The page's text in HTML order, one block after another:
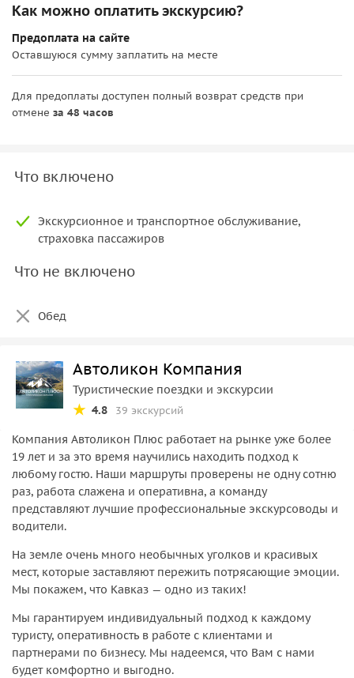
Как можно оплатить экскурсию?
Предоплата на сайте
Оставшуюся сумму заплатить на месте
Для предоплаты доступен полный возврат средств при
отмене за 48 часов
Что включено
Экскурсионное и транспортное обслуживание,
страховка пассажиров
Что не включено
Обед
Автоликон Компания
Туристические поездки и экскурсии
4.8
39 экскурсий
Компания Автоликон Плюс работает на рынке уже более
19 лет и за это время научились находить подход к
любому гостю. Наши маршруты проверены не одну сотню
раз, работа слажена и оперативна, а команду
представляют лучшие профессиональные экскурсоводы и
водители.
На земле очень много необычных уголков и красивых
мест, которые заставляют пережить потрясающие эмоции.
Мы покажем, что Кавказ — одно из таких!
Мы гарантируем индивидуальный подход к каждому
туристу, оперативность в работе с клиентами и
партнерами по бизнесу. Мы надеемся, что Вам с нами
будет комфортно и выгодно.